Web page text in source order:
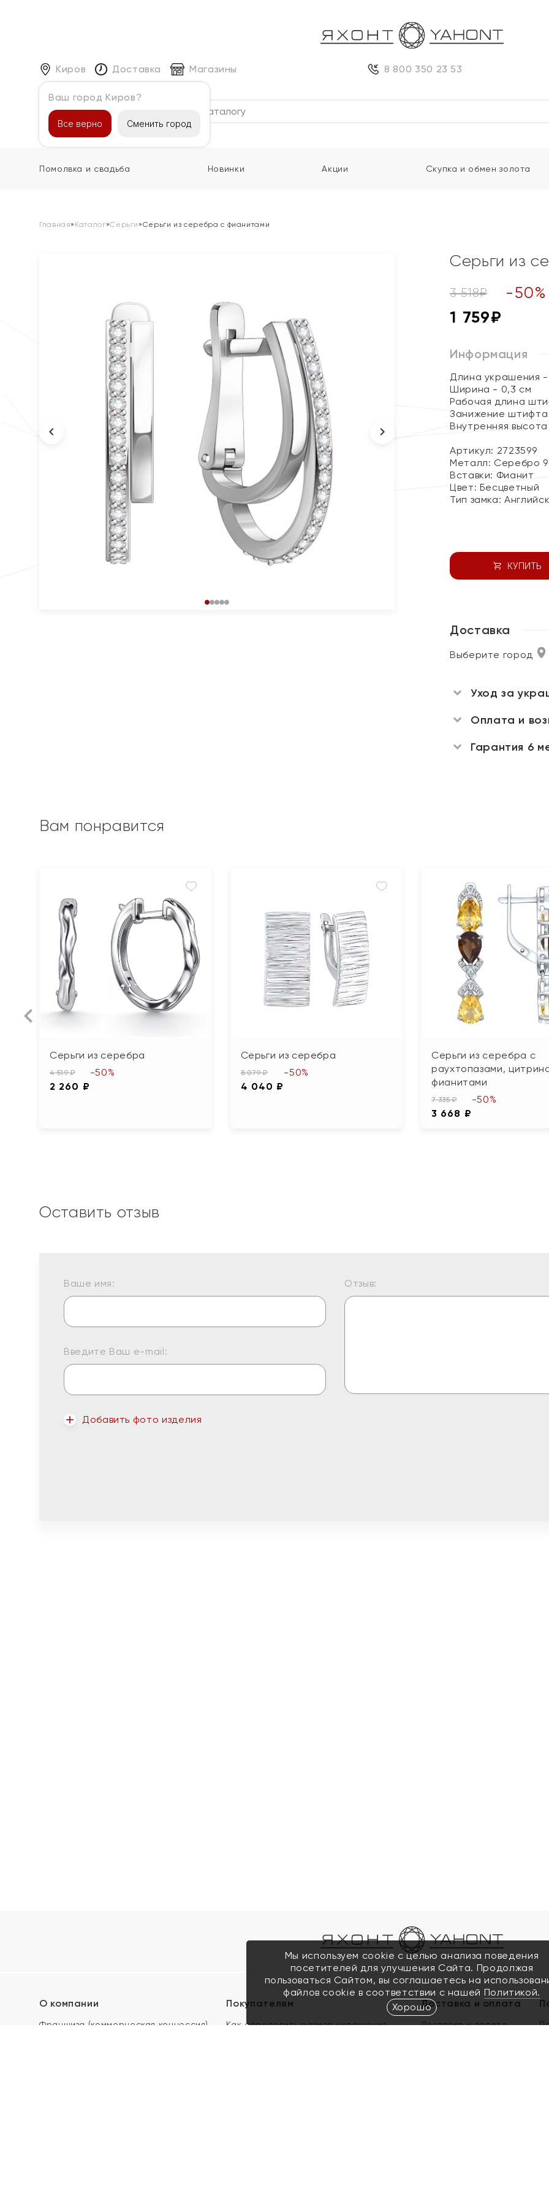
Киров
Ваш город Киров?
Все верно Сменить город
Доставка Магазины 8 800 350 23 53
Каталог
Помолвка и свадьба Новинки Акции Скупка и обмен золота
Главная» Каталог»Серьги »Серьги из серебра с фианитами
Серьги из
3 518₽ -50%
1 759₽
Информация
Длина украшения -
Ширина - 0,3 см
Рабочая длина
Занижение штифта
Внутренняя
Артикул: 2723599
Металл: Серебро
Вставки: Фианит
Цвет: Бесцветный
Тип замка:
КУПИТЬ
Доставка
Выберите город
Уход за
Оплата и
Гарантия 6
Вам понравится
Серьги из серебра
4 519 ₽
2 260 ₽
-50%
Серьги из серебра
8 079 ₽
4 040 ₽
-50%
Серьги из серебра с
раухтопазами,
фианитами
7 335 ₽
3 668 ₽
-50%
Оставить отзыв
Ваше имя:
Введите Ваш e-mail:
Добавить фото изделия
Отзыв:
О компании
Франшиза (коммерческая концессия)
Покупателям
Как определить размер украшения
Доставка и оплата
Доставка и оплата
Мы используем cookie с целью анализа поведения
посетителей для улучшения Сайта. Продолжая
пользоваться Сайтом, вы соглашаетесь на
файлов cookie в соответствии с нашей Политикой.
Хорошо